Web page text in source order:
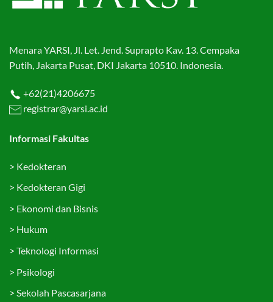
Menara YARSI, Jl. Let. Jend. Suprapto Kav. 13. Cempaka
Putih, Jakarta Pusat, DKI Jakarta 10510. Indonesia.
+62(21)4206675
registrar@yarsi.ac.id
Informasi Fakultas
> Kedokteran
> Kedokteran Gigi
> Ekonomi dan Bisnis
> Hukum
> Teknologi Informasi
> Psikologi
> Sekolah Pascasarjana